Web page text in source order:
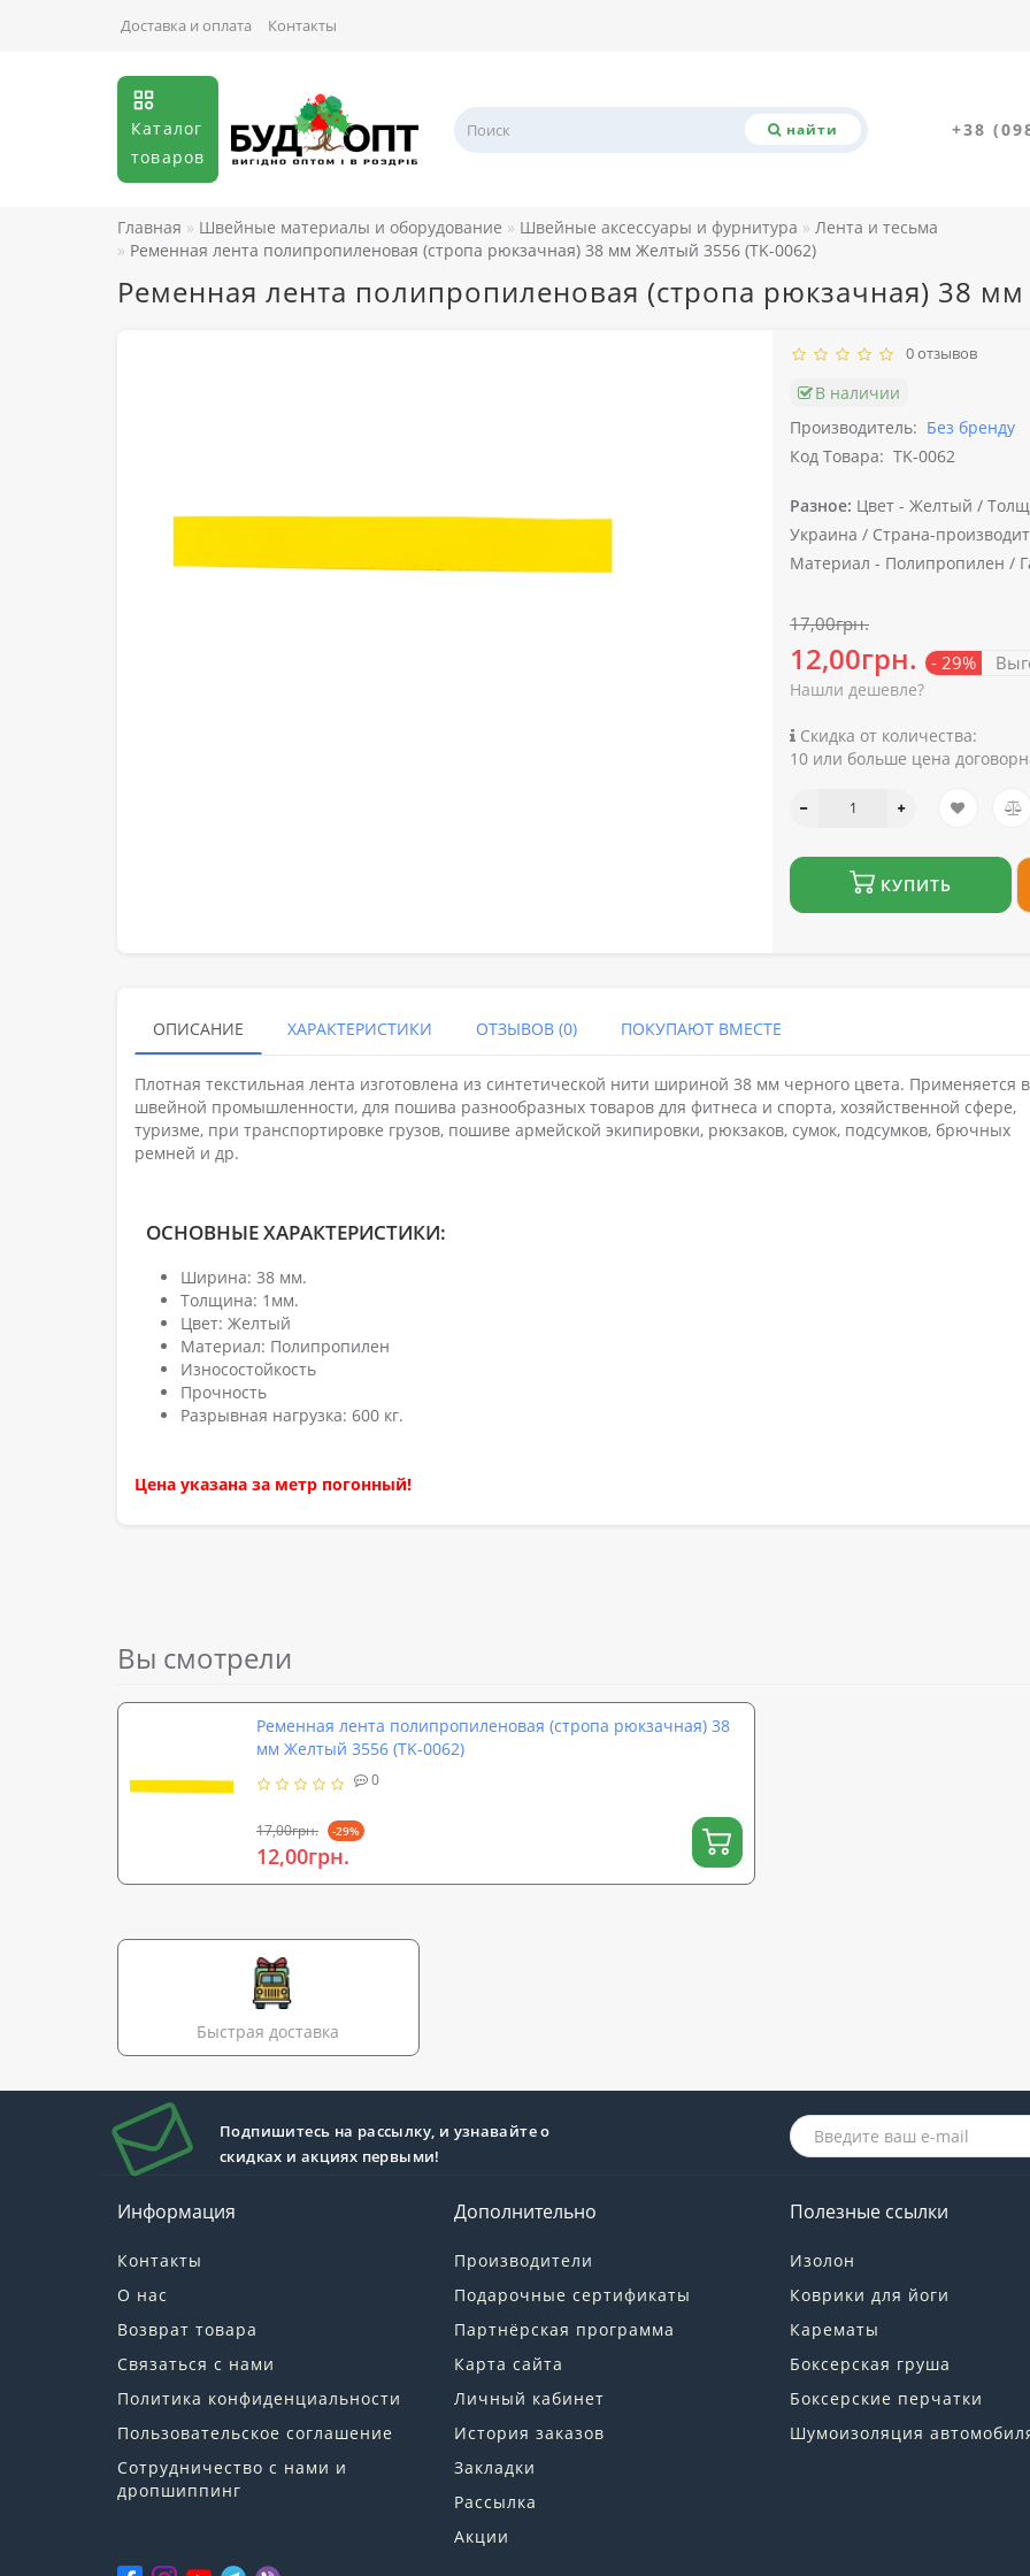
Доставка и оплата Контакты
Каталог
товаров
найти +38
Главная Швейные материалы и оборудование Швейные аксессуары и фурнитура
Лента и тесьма
Ременная лента полипропиленовая (стропа рюкзачная) 38 мм Желтый 3556 (TK-0062)
Ременная лента полипропиленовая (стропа рюкзачная) 38
0 отзывов
В наличии
Производитель: Без бренду
Код Товара: TK-0062
Разное: Цвет - Желтый /
Украина / Страна-
Материал - Полипропилен /
17,00грн.
12,00грн. - 29%
Нашли дешевле?
Скидка от количества:
10 или больше цена
КУПИТЬ
ОПИСАНИЕ ХАРАКТЕРИСТИКИ ОТЗЫВОВ (0) ПОКУПАЮТ ВМЕСТЕ
Плотная текстильная лента изготовлена из синтетической нити шириной 38 мм черного цвета. Применяется в
швейной промышленности, для пошива разнообразных товаров для фитнеса и спорта, хозяйственной сфере,
туризме, при транспортировке грузов, пошиве армейской экипировки, рюкзаков, сумок, подсумков, брючных
ремней и др.
ОСНОВНЫЕ ХАРАКТЕРИСТИКИ:
Ширина: 38 мм.
Толщина: 1мм.
Цвет: Желтый
Материал: Полипропилен
Износостойкость
Прочность
Разрывная нагрузка: 600 кг.
Цена указана за метр погонный!
Вы смотрели
Ременная лента полипропиленовая (стропа рюкзачная) 38
мм Желтый 3556 (TK-0062)
0
17,00грн. -29%
12,00грн.
Быстрая доставка
Подпишитесь на рассылку, и узнавайте о
скидках и акциях первыми!
Информация
Контакты
О нас
Возврат товара
Связаться с нами
Политика конфиденциальности
Пользовательское соглашение
Сотрудничество с нами и
дропшиппинг
Дополнительно
Производители
Подарочные сертификаты
Партнёрская программа
Карта сайта
Личный кабинет
История заказов
Закладки
Рассылка
Акции
Полезные ссылки
Изолон
Коврики для йоги
Карематы
Боксерская груша
Боксерские перчатки
Шумоизоляция